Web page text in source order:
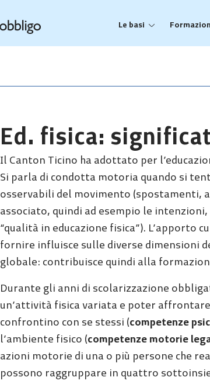
Le basi
Ed. fisica:
Il Canton Ticino ha adottato per
Si parla di condotta motoria quando si
osservabili del movimento (spostamenti,
associato, quindi ad esempio le
“qualità in educazione fisica”). L’apporto
fornire influisce sulle diverse dimensioni
globale: contribuisce quindi alla
Durante gli anni di scolarizzazione
un’attività fisica variata e poter
confrontino con se stessi (competenze
l’ambiente fisico (competenze motorie
azioni motorie di una o più persone che
possono raggruppare in quattro